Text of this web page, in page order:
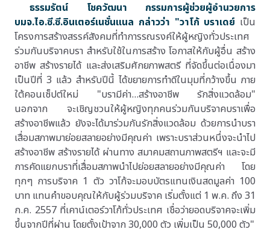
ธรรมรัตน์ โชควัฒนา กรรมการผู้ช่วยผู้อำนวยการ
บมจ.ไอ.ซี.ซี.อินเตอร์เนชั่นแนล กล่าวว่า "วาโก้ บราเดย์ เป็น
โครงการสร้างสรรค์สังคมที่ทำการรณรงค์ให้ผู้หญิงทั่วประเทศ
ร่วมกันบริจาคบรา สำหรับใช้ในการสร้าง โอกาสให้กับผู้อื่น สร้าง
อาชีพ สร้างรายได้ และส่งเสริมศักยภาพสตรี ที่จัดขึ้นต่อเนื่องมา
เป็นปีที่ 3 แล้ว สำหรับปีนี้ ได้ขยายการทำดีในมุมที่กว้างขึ้น ภาย
ใต้คอนเซ็ปต์ใหม่ "บรามีค่า...สร้างอาชีพ รักสิ่งแวดล้อม"
นอกจาก จะเชิญชวนให้ผู้หญิงทุกคนร่วมกันบริจาคบราเพื่อ
สร้างอาชีพแล้ว ยังจะได้มาร่วมกันรักสิ่งแวดล้อม ด้วยการนำบรา
เสื่อมสภาพมาย่อยสลายอย่างมีคุณค่า เพราะบราส่วนหนึ่งจะนำไป
สร้างอาชีพ สร้างรายได้ ผ่านทาง สมาคมสถานภาพสตรีฯ และจะมี
การคัดแยกบราที่เสื่อมสภาพนำไปย่อยสลายอย่างมีคุณค่า โดย
ทุกๆ การบริจาค 1 ตัว วาโก้จะมอบบัตรแทนเงินสดมูลค่า 100
บาท แทนคำขอบคุณให้กับผู้ร่วมบริจาค เริ่มตั้งแต่ 1 พ.ค. ถึง 31
ก.ค. 2557 ที่เคาน์เตอร์วาโก้ทั่วประเทศ เชื่อว่ายอดบริจาคจะเพิ่ม
ขึ้นจากปีที่ผ่าน โดยตั้งเป้าจาก 30,000 ตัว เพิ่มเป็น 50,000 ตัว"